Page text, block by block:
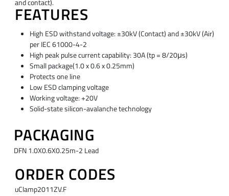
and contact).
FEATURES
High ESD withstand voltage: ±30kV (Contact) and ±30kV (Air)
per IEC 61000-4-2
High peak pulse current capability: 30A (tp = 8/20μs)
Small package(1.0 x 0.6 x 0.25mm)
Protects one line
Low ESD clamping voltage
Working voltage: +20V
Solid-state silicon-avalanche technology
PACKAGING
DFN 1.0X0.6X0.25m-2 Lead
ORDER CODES
uClamp2011ZV.F